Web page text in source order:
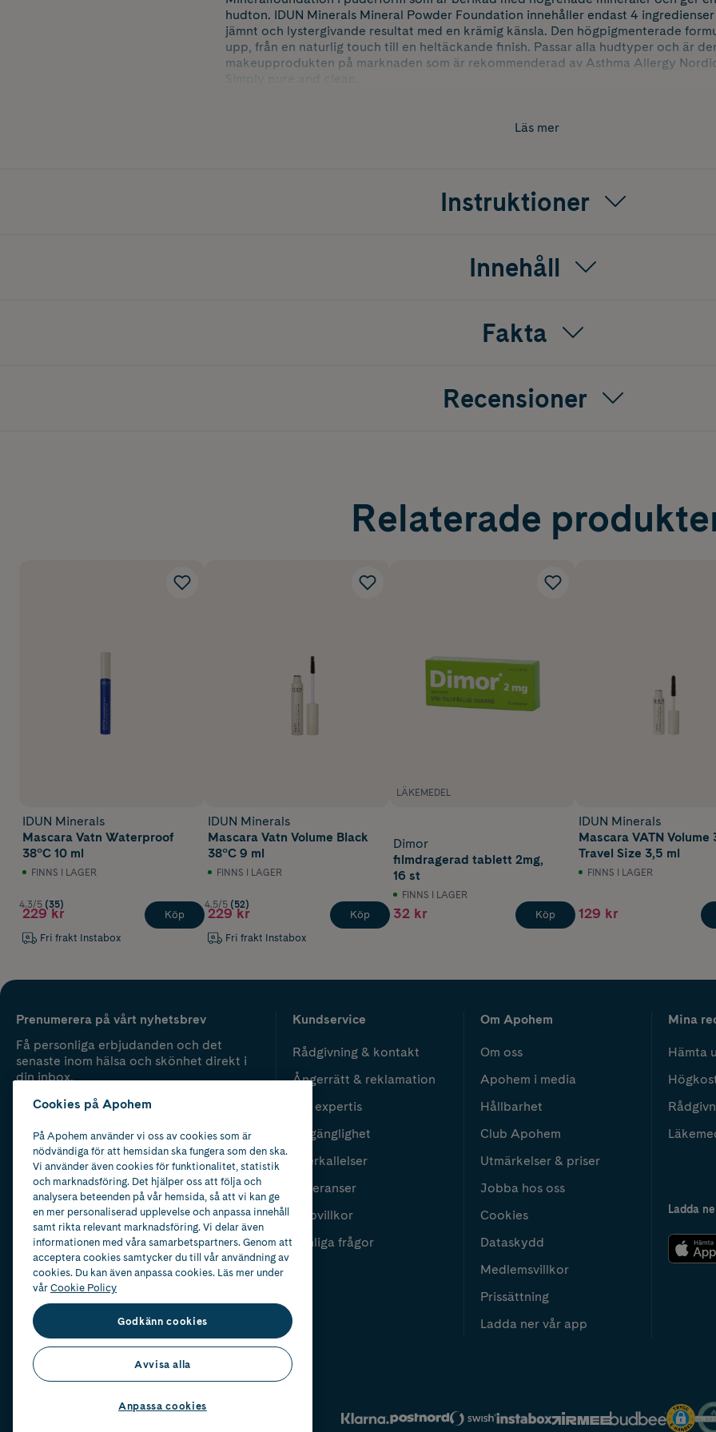
hudton. IDUN Minerals Mineral Powder Foundation innehåller endast 4
jämnt och lystergivande resultat med en krämig känsla. Den högpigmenterade
upp, från en naturlig touch till en heltäckande finish. Passar alla hudtyper och är
makeupprodukten på marknaden som är rekommenderad av Asthma Allergy
Simply pure and clean.
IDUN Minerals Mineral Powder Foundation är vegansk, parfymfri och
Läs mer
Instruktioner
Innehåll
Fakta
Recensioner
Relaterade
IDUN Minerals
Mascara Vatn Waterproof
38°C 10 ml
FINNS I LAGER
4.3/5 (35)
229 kr
Fri frakt Instabox
Köp
IDUN Minerals
Mascara Vatn Volume Black
38°C 9 ml
FINNS I LAGER
4.5/5 (52)
229 kr
Fri frakt Instabox
Köp
LÄKEMEDEL
Dimor
filmdragerad tablett 2mg,
16 st
FINNS I LAGER
32 kr Köp
IDUN Minerals
Mascara VATN Volume
Travel Size 3,5 ml
FINNS I LAGER
129 kr
Prenumerera på vårt nyhetsbrev
Få personliga erbjudanden och det
senaste inom hälsa och skönhet direkt i
din inbox.
Kundservice
Rådgivning & kontakt
Ångerrätt & reklamation
Vår expertis
Tillgänglighet
Återkallelser
Leveranser
Köpvillkor
Vanliga frågor
Om Apohem
Om oss
Apohem i media
Hållbarhet
Club Apohem
Utmärkelser & priser
Jobba hos oss
Cookies
Dataskydd
Medlemsvillkor
Prissättning
Ladda ner vår app
Mina
Hämta
Ladda
Cookies på Apohem
På Apohem använder vi oss av cookies som är
nödvändiga för att hemsidan ska fungera som den ska.
Vi använder även cookies för funktionalitet, statistik
och marknadsföring. Det hjälper oss att följa och
analysera beteenden på vår hemsida, så att vi kan ge
en mer personaliserad upplevelse och anpassa innehåll
samt rikta relevant marknadsföring. Vi delar även
informationen med våra samarbetspartners. Genom att
acceptera cookies samtycker du till vår användning av
cookies. Du kan även anpassa cookies. Läs mer under
vårCookie Policy
Godkänn cookies
Avvisa alla
Anpassa cookies